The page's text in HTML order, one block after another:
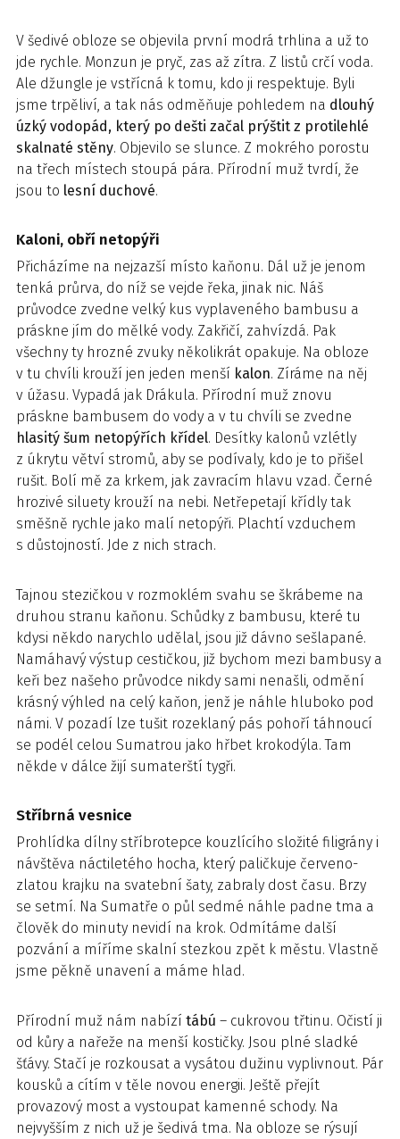
V šedivé obloze se objevila první modrá trhlina a už to
jde rychle. Monzun je pryč, zas až zítra. Z listů crčí voda.
Ale džungle je vstřícná k tomu, kdo ji respektuje. Byli
jsme trpěliví, a tak nás odměňuje pohledem na dlouhý
úzký vodopád, který po dešti začal prýštit z protilehlé
skalnaté stěny. Objevilo se slunce. Z mokrého porostu
na třech místech stoupá pára. Přírodní muž tvrdí, že
jsou to lesní duchové.
Kaloni, obří netopýři
Přicházíme na nejzazší místo kaňonu. Dál už je jenom
tenká průrva, do níž se vejde řeka, jinak nic. Náš
průvodce zvedne velký kus vyplaveného bambusu a
práskne jím do mělké vody. Zakřičí, zahvízdá. Pak
všechny ty hrozné zvuky několikrát opakuje. Na obloze
v tu chvíli krouží jen jeden menší kalon. Zíráme na něj
v úžasu. Vypadá jak Drákula. Přírodní muž znovu
práskne bambusem do vody a v tu chvíli se zvedne
hlasitý šum netopýřích křídel. Desítky kalonů vzlétly
z úkrytu větví stromů, aby se podívaly, kdo je to přišel
rušit. Bolí mě za krkem, jak zavracím hlavu vzad. Černé
hrozivé siluety krouží na nebi. Netřepetají křídly tak
směšně rychle jako malí netopýři. Plachtí vzduchem
s důstojností. Jde z nich strach.
Tajnou stezičkou v rozmoklém svahu se škrábeme na
druhou stranu kaňonu. Schůdky z bambusu, které tu
kdysi někdo narychlo udělal, jsou již dávno sešlapané.
Namáhavý výstup cestičkou, již bychom mezi bambusy a
keři bez našeho průvodce nikdy sami nenašli, odmění
krásný výhled na celý kaňon, jenž je náhle hluboko pod
námi. V pozadí lze tušit rozeklaný pás pohoří táhnoucí
se podél celou Sumatrou jako hřbet krokodýla. Tam
někde v dálce žijí sumaterští tygři.
Stříbrná vesnice
Prohlídka dílny stříbrotepce kouzlícího složité filigrány i
návštěva náctiletého hocha, který paličkuje červeno-
zlatou krajku na svatební šaty, zabraly dost času. Brzy
se setmí. Na Sumatře o půl sedmé náhle padne tma a
člověk do minuty nevidí na krok. Odmítáme další
pozvání a míříme skalní stezkou zpět k městu. Vlastně
jsme pěkně unavení a máme hlad.
Přírodní muž nám nabízí tábú – cukrovou třtinu. Očistí ji
od kůry a nařeže na menší kostičky. Jsou plné sladké
šťávy. Stačí je rozkousat a vysátou dužinu vyplivnout. Pár
kousků a cítím v těle novou energii. Ještě přejít
provazový most a vystoupat kamenné schody. Na
nejvyšším z nich už je šedivá tma. Na obloze se rýsují